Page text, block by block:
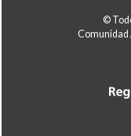
©
Comunidad